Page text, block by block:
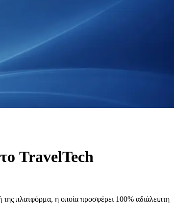
TravelTech
πλατφόρμα, η οποία προσφέρει 100% αδιάλειπτη